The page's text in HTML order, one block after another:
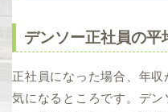
デンソー正社員の平
正社員になった場合、年
気になるところです。デン